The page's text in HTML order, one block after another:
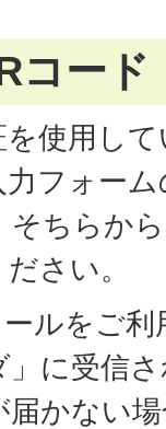
コード
使用し
フォー
そちらか
さい。
ルをご利
」に受信
かない